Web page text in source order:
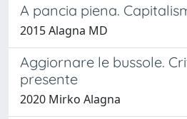
A pancia piena.
2015 Alagna MD
Aggiornare le bussole.
presente
2020 Mirko Alagna